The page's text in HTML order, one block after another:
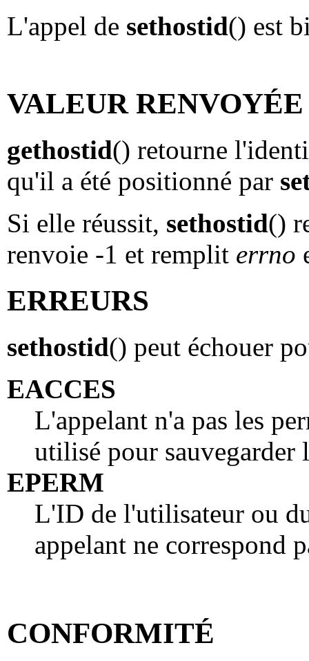
L'appel de sethostid() est
VALEUR RENVOYÉE
gethostid() retourne
qu'il a été positionné par
Si elle réussit, sethostid()
renvoie -1 et remplit errno
ERREURS
sethostid() peut échouer
EACCES
L'appelant n'a pas les
utilisé pour sauvegarder
EPERM
L'ID de l'utilisateur ou
appelant ne correspond
CONFORMITÉ